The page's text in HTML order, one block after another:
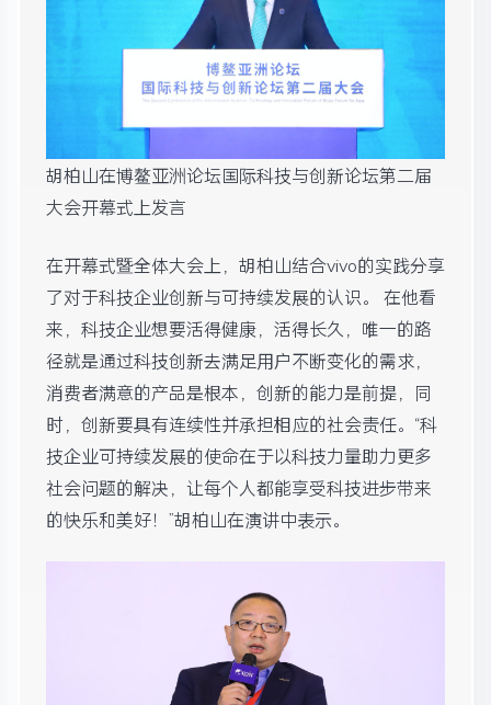
胡柏山在博鳌亚洲论坛国际科技与创新论坛第二届
大会开幕式上发言
在开幕式暨全体大会上，胡柏山结合vivo的实践分享
了对于科技企业创新与可持续发展的认识。 在他看
来，科技企业想要活得健康，活得长久，唯一的路
径就是通过科技创新去满足用户不断变化的需求，
消费者满意的产品是根本，创新的能力是前提，同
时，创新要具有连续性并承担相应的社会责任。“科
技企业可持续发展的使命在于以科技力量助力更多
社会问题的解决，让每个人都能享受科技进步带来
的快乐和美好！”胡柏山在演讲中表示。